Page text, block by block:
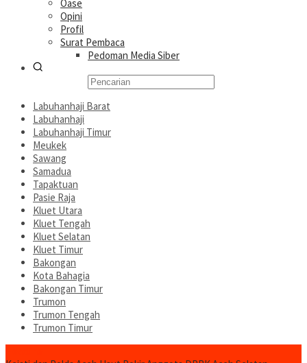
Oase
Opini
Profil
Surat Pembaca
Pedoman Media Siber
Labuhanhaji Barat
Labuhanhaji
Labuhanhaji Timur
Meukek
Sawang
Samadua
Tapaktuan
Pasie Raja
Kluet Utara
Kluet Tengah
Kluet Selatan
Kluet Timur
Bakongan
Kota Bahagia
Bakongan Timur
Trumon
Trumon Tengah
Trumon Timur